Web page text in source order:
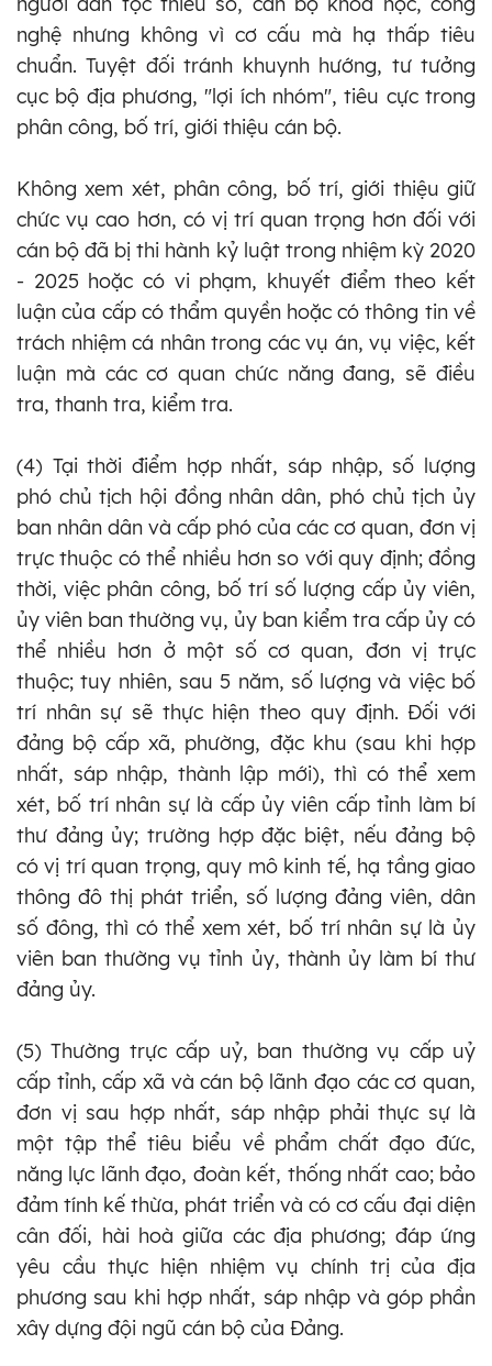
nghệ nhưng không vì cơ cấu mà hạ thấp tiêu
chuẩn. Tuyệt đối tránh khuynh hướng, tư tưởng
cục bộ địa phương, "lợi ích nhóm", tiêu cực trong
phân công, bố trí, giới thiệu cán bộ.
Không xem xét, phân công, bố trí, giới thiệu giữ
chức vụ cao hơn, có vị trí quan trọng hơn đối với
cán bộ đã bị thi hành kỷ luật trong nhiệm kỳ 2020
- 2025 hoặc có vi phạm, khuyết điểm theo kết
luận của cấp có thẩm quyền hoặc có thông tin về
trách nhiệm cá nhân trong các vụ án, vụ việc, kết
luận mà các cơ quan chức năng đang, sẽ điều
tra, thanh tra, kiểm tra.
(4) Tại thời điểm hợp nhất, sáp nhập, số lượng
phó chủ tịch hội đồng nhân dân, phó chủ tịch ủy
ban nhân dân và cấp phó của các cơ quan, đơn vị
trực thuộc có thể nhiều hơn so với quy định; đồng
thời, việc phân công, bố trí số lượng cấp ủyviên,
ủy viên ban thường vụ, ủy ban kiểm tra cấp ủy có
thể nhiều hơn ở một số cơ quan, đơn vị trực
thuộc; tuy nhiên, sau 5 năm, số lượng và việc bố
trí nhân sự sẽ thực hiện theo quy định. Đối với
đảng bộ cấp xã, phường, đặc khu (sau khi hợp
nhất, sáp nhập, thành lập mới), thì có thể xem
xét, bố trí nhân sự là cấp ủyviên cấp tỉnh làm bí
thư đảng ủy; trường hợp đặc biệt, nếu đảng bộ
có vị trí quan trọng, quy mô kinh tế, hạ tầng giao
thông đô thị phát triển, số lượng đảng viên, dân
số đông, thì có thể xem xét, bố trí nhân sự là ủy
viên ban thường vụ tỉnh ủy, thành ủylàm bí thư
đảng ủy.
(5) Thường trực cấp uỷ, ban thường vụ cấp uỷ
cấp tỉnh, cấp xã và cán bộ lãnh đạo các cơ quan,
đơn vị sau hợp nhất, sáp nhập phải thực sự là
một tập thể tiêu biểu về phẩm chất đạo đức,
năng lực lãnh đạo, đoàn kết, thống nhất cao; bảo
đảm tính kế thừa, phát triển và có cơ cấu đại diện
cân đối, hài hoà giữa các địa phương; đáp ứng
yêu cầu thực hiện nhiệm vụ chính trị của địa
phương sau khi hợp nhất, sáp nhập và góp phần
xây dựng đội ngũ cán bộ của Đảng.